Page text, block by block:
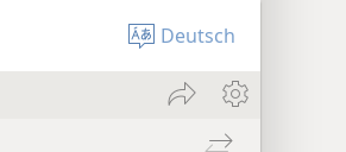
Deutsch